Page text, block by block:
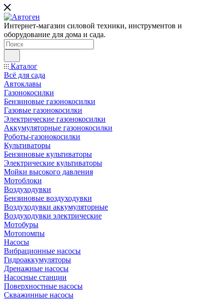
Интернет-магазин силовой техники, инструментов и
оборудование для дома и сада.
Каталог
Всё для сада
Автоклавы
Газонокосилки
Бензиновые газонокосилки
Газовые газонокосилки
Электрические газонокосилки
Аккумуляторные газонокосилки
Роботы-газонокосилки
Культиваторы
Бензиновые культиваторы
Электрические культиваторы
Мойки высокого давления
Мотоблоки
Воздуходувки
Бензиновые воздуходувки
Воздуходувки аккумуляторные
Воздуходувки электрические
Мотобуры
Мотопомпы
Насосы
Вибрационные насосы
Гидроаккумуляторы
Дренажные насосы
Насосные станции
Поверхностные насосы
Скважинные насосы